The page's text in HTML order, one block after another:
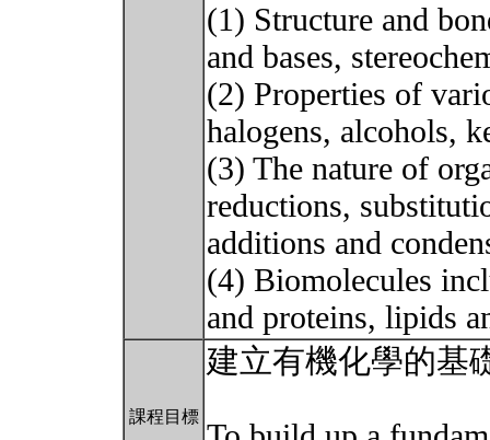
(1) Structure and
and bases,
(2) Properties of
halogens, alcohols,
(3) The nature of
reductions,
additions and
(4) Biomolecules
and proteins, lipids
課程目標
建立有機化學的基